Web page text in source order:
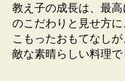
教え子の成長は、最
のこだわりと見せ方
こもったおもてなし
敵な素晴らしい料理で